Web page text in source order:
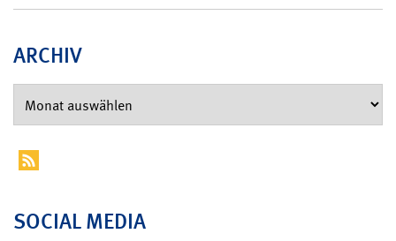
ARCHIV
SOCIAL MEDIA